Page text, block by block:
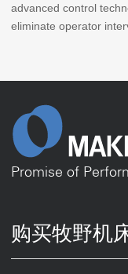
advanced control
eliminate operator
Promise of
购买牧野机